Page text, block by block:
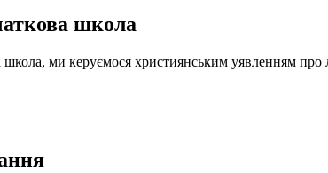
школа
ми керуємося християнським уявленням про